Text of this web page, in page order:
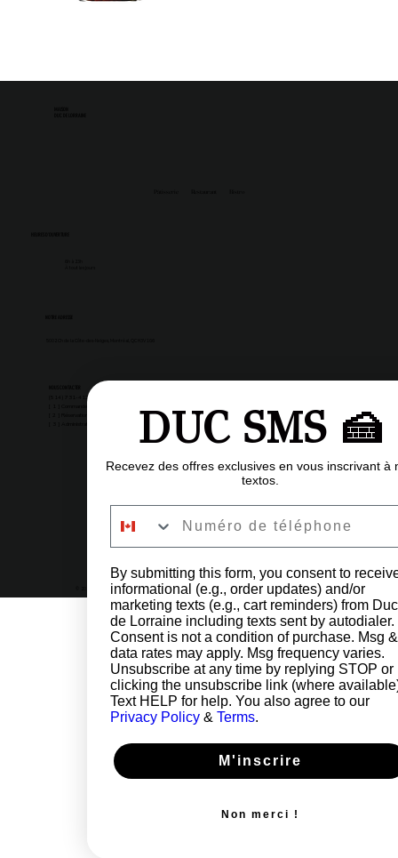
© 2026 Copyright Duc de Lorraine by Lexmedia
(514) 731-4128
Carrières
Blogue
Offrir une carte cadeau
Politique remboursement
DUC SMS 🍰
Recevez des offres exclusives en vous inscrivant à
textos.
By submitting this form, you consent to
informational (e.g., order updates) and/or
marketing texts (e.g., cart reminders) from Duc
de Lorraine including texts sent by autodialer.
Consent is not a condition of purchase. Msg &
data rates may apply. Msg frequency varies.
Unsubscribe at any time by replying STOP or
clicking the unsubscribe link (where
Text HELP for help. You also agree to our
Privacy Policy & Terms.
M'inscrire
Non merci !